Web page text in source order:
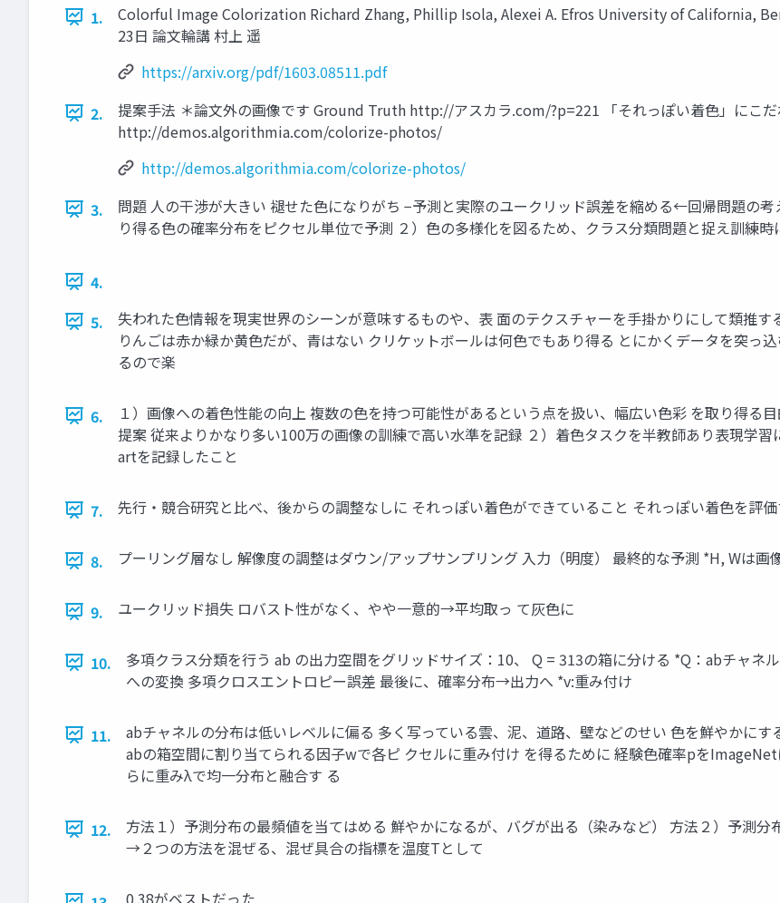
1.
Colorful Image Colorization Richard Zhang, Phillip Isola, Alexei A. Efros University of California,
23日 論文輪講 村上 遥
https://arxiv.org/pdf/1603.08511.pdf
2.
提案手法 ＊論文外の画像です Ground Truth http://アスカラ.com/?p=221 「それっぽい着色」にこ
http://demos.algorithmia.com/colorize-photos/
http://demos.algorithmia.com/colorize-photos/
3.
問題 人の干渉が大きい 褪せた色になりがち −予測と実際のユークリッド誤差を縮める←回帰問題の
り得る色の確率分布をピクセル単位で予測 ２）色の多様化を図るため、クラス分類問題と捉え訓練
4.
5.
失われた色情報を現実世界のシーンが意味するものや、表 面のテクスチャーを手掛かりにして類推
りんごは赤か緑か黄色だが、青はない クリケットボールは何色でもあり得る とにかくデータを突っ
るので楽
6.
１）画像への着色性能の向上 複数の色を持つ可能性があるという点を扱い、幅広い色彩 を取り得る
提案 従来よりかなり多い100万の画像の訓練で高い水準を記録 ２）着色タスクを半教師あり表現学
artを記録したこと
7. 先行・競合研究と比べ、後からの調整なしに それっぽい着色ができていること それっぽい着色を評
8. プーリング層なし 解像度の調整はダウン/アップサンプリング 入力（明度） 最終的な予測 *H, Wは画
9. ユークリッド損失 ロバスト性がなく、やや一意的→平均取っ て灰色に
10.
多項クラス分類を行う ab の出力空間をグリッドサイズ：10、 Q = 313の箱に分ける *Q：abチャネ
への変換 多項クロスエントロピー誤差 最後に、確率分布→出力へ *v:重み付け
11.
abチャネルの分布は低いレベルに偏る 多く写っている雲、泥、道路、壁などのせい 色を鮮やかに
abの箱空間に割り当てられる因子wで各ピ クセルに重み付け を得るために 経験色確率pを
らに重みλで均一分布と融合す る
12.
方法１）予測分布の最頻値を当てはめる 鮮やかになるが、バグが出る（染みなど） 方法２）予測
→２つの方法を混ぜる、混ぜ具合の指標を温度Tとして
0.38がベストだった